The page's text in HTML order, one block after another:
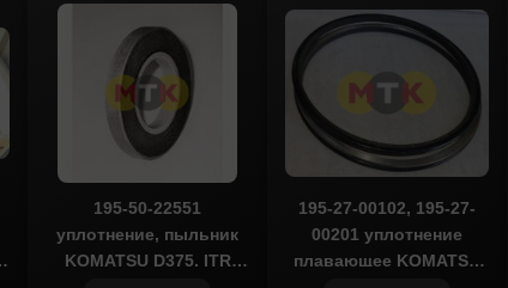
195-50-22551
уплотнение, пыльник
KOMATSU D375, ITR
195-27-00102, 195-27-
00201 уплотнение
плавающее KOMATSU